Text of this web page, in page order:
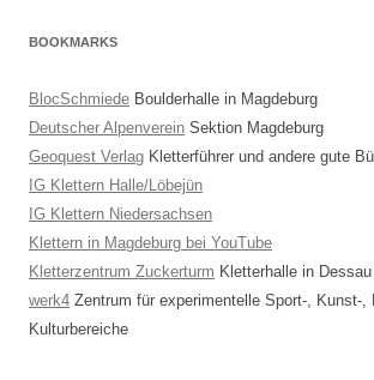
BOOKMARKS
BlocSchmiede Boulderhalle in Magdeburg
Deutscher Alpenverein Sektion Magdeburg
Geoquest Verlag Kletterführer und andere gute
IG Klettern Halle/Löbejün
IG Klettern Niedersachsen
Klettern in Magdeburg bei YouTube
Kletterzentrum Zuckerturm Kletterhalle in Dessau
werk4 Zentrum für experimentelle Sport-, Kunst-,
Kulturbereiche